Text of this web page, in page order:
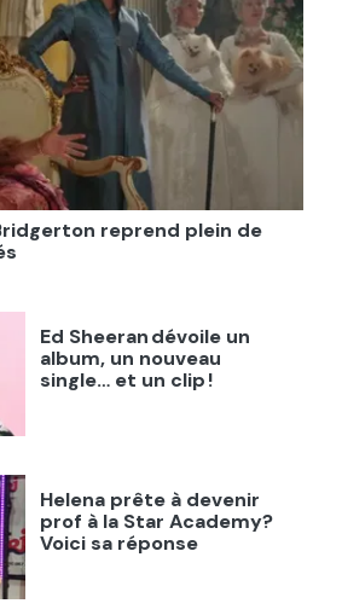
reprend plein de
Ed Sheeran dévoile un
album, un nouveau
single… et un clip !
Helena prête à devenir
prof à la Star Academy?
Voici sa réponse